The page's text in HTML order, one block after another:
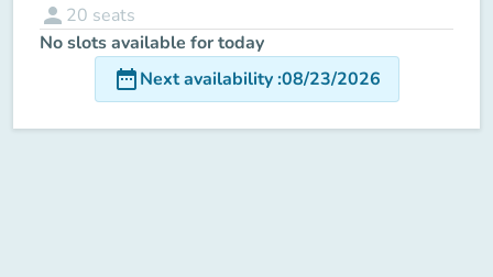
person 20 seats
No slots available for today
date_rangeNext availability:08/23/2026